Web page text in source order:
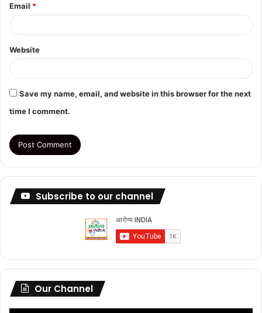
Email *
Website
Save my name, email, and website in this browser for the next
time I comment.
Subscribe to our channel
Our Channel